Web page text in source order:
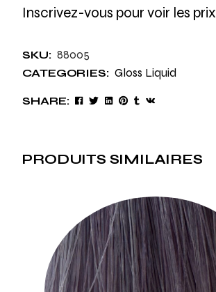
Inscrivez-vous pour voir les prix
SKU: 88005
CATEGORIES: Gloss Liquid
SHARE:
PRODUITS SIMILAIRES